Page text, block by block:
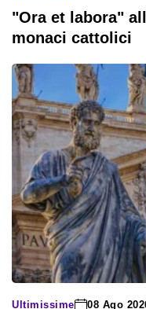
"Ora et labora"
monaci cattolici
Ultimissime 08 Ago